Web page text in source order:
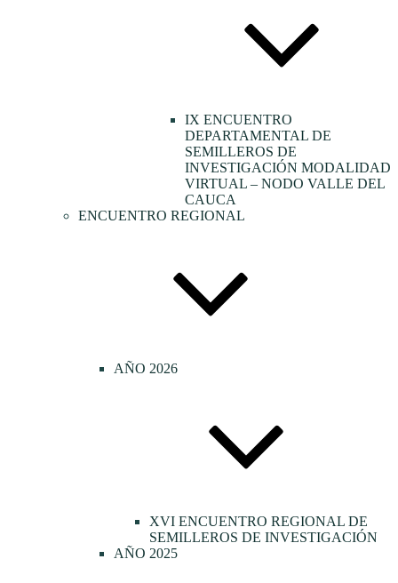
IX ENCUENTRO
DEPARTAMENTAL DE
SEMILLEROS DE
INVESTIGACIÓN MODALIDAD
VIRTUAL – NODO VALLE DEL
CAUCA
ENCUENTRO REGIONAL
AÑO 2026
XVI ENCUENTRO REGIONAL DE
SEMILLEROS DE INVESTIGACIÓN
AÑO 2025